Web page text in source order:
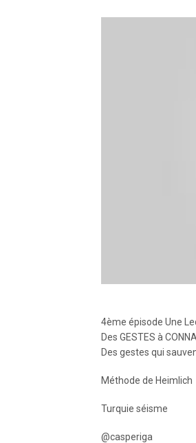
4ème épisode Une
Des GESTES à
Des gestes qui
Méthode de Heimlich
Turquie séisme
@casperiga